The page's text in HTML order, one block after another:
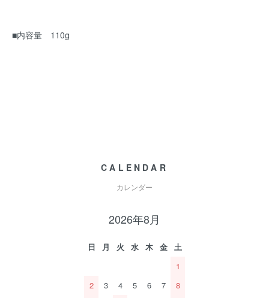
■内容量 110g
CALENDAR
カレンダー
2026年8月
日 月 火 水 木 金
土
1
2
3 4 5 6 7
8